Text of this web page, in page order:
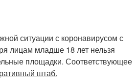
ситуации с коронавирусом с
лицам младше 18 лет нельзя
площадки. Соответствующее
штаб.